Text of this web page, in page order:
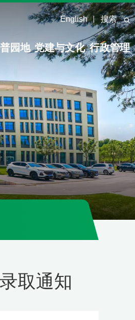
English 搜索
园地 党建与文化 行政管理
取通知